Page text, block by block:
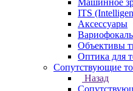
Машинное
ITS
Аксессуары
Объективы
Оптика для
Сопутствующие
Назад